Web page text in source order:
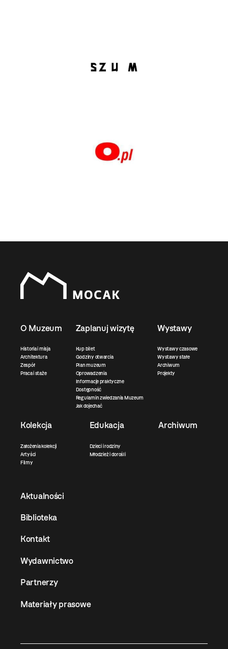
O Muzeum
Historia i misja
Architektura
Zespół
Praca i staże
Zaplanuj wizytę
Kup bilet
Godziny otwarcia
Plan muzeum
Oprowadzenia
Informacje praktyczne
Dostępność
Regulamin zwiedzania Muzeum
Jak dojechać
Wystawy
Wystawy czasowe
Wystawy stałe
Archiwum
Projekty
Kolekcja
Założenia kolekcji
Artyści
Filmy
Edukacja
Dzieci i rodziny
Młodzież i dorośli
Archiwum
Aktualności
Biblioteka
Kontakt
Wydawnictwo
Partnerzy
Materiały prasowe